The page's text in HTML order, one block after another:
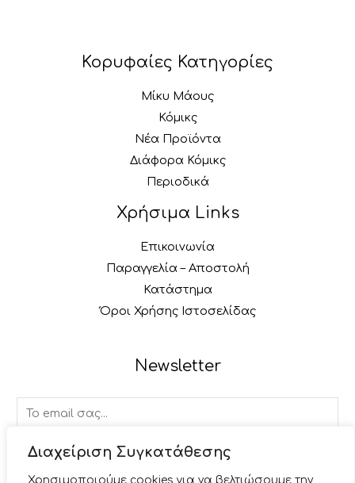
Διαχείριση Συγκατάθεσης
Χρησιμοποιούμε cookies για να βελτιώσουμε την
Κορυφαίες Κατηγορίες
Μίκυ Μάους
Κόμικς
Νέα Προϊόντα
Διάφορα Κόμικς
Περιοδικά
Χρήσιμα Links
Επικοινωνία
Παραγγελία – Αποστολή
Κατάστημα
Όροι Χρήσης Ιστοσελίδας
Newsletter
m